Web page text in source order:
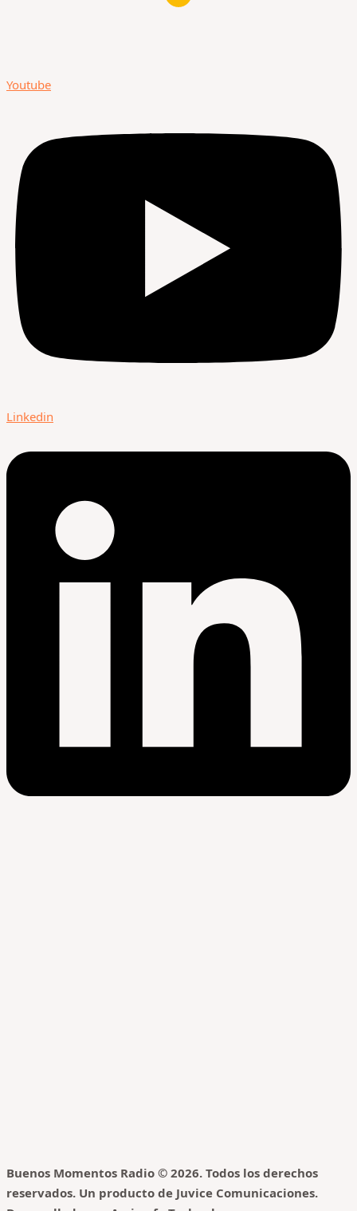
Youtube
Linkedin
Buenos Momentos Radio © 2026. Todos los derechos
reservados. Un producto de Juvice Comunicaciones.